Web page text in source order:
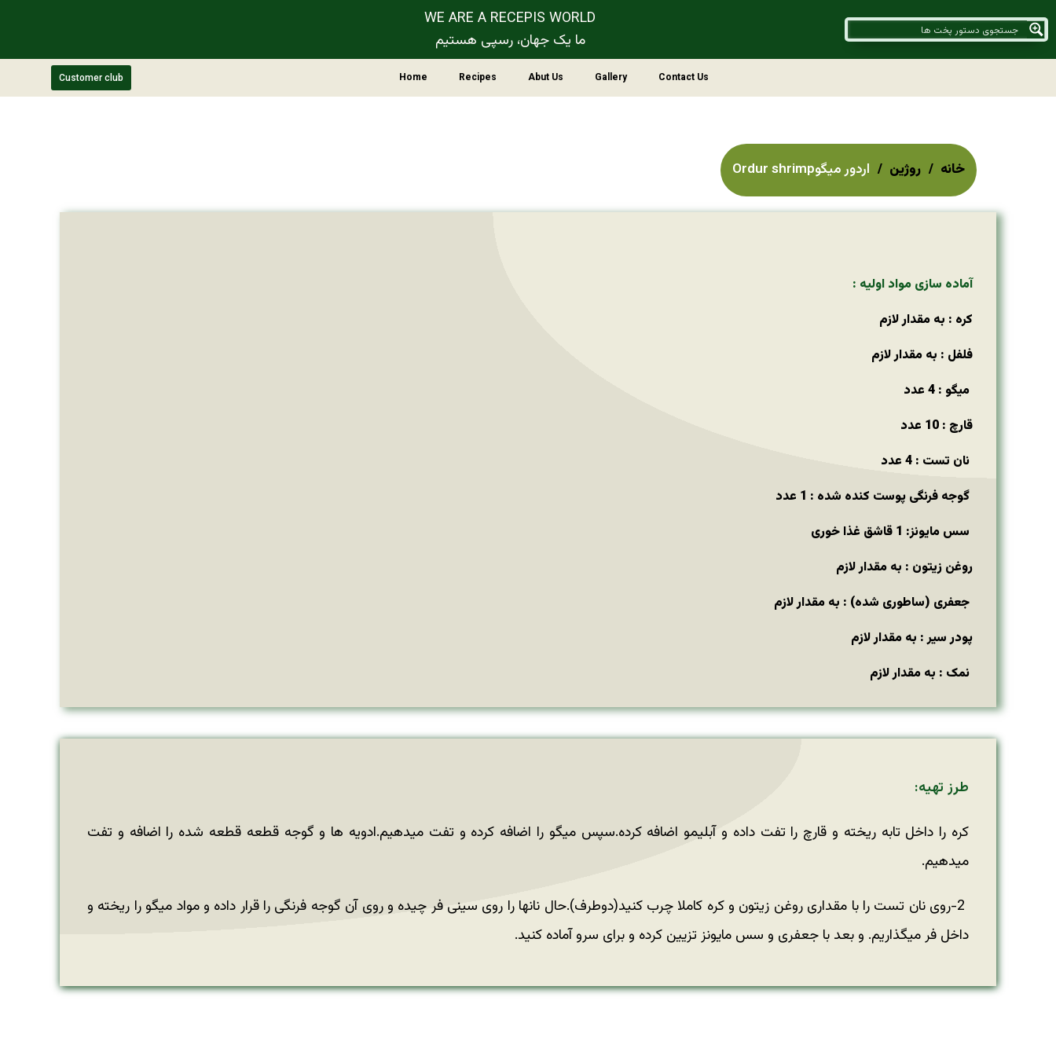
WE ARE A RECEPIS WORLD
ما یک جهان، رسپی هستیم
Contact Us
Gallery
Abut Us
Recipes
Home
Customer club
خانه روژین اردور میگوOrdur shrimp
آماده سازی مواد اولیه :
کره : به مقدار لازم
فلفل : به مقدار لازم
میگو : 4 عدد
قارچ : 10 عدد
نان تست : 4 عدد
گوجه فرنگی پوست کنده شده : 1 عدد
سس مایونز: 1 قاشق غذا خوری
روغن زیتون : به مقدار لازم
جعفری (ساطوری شده) : به مقدار لازم
پودر سیر : به مقدار لازم
نمک : به مقدار لازم
طرز تهیه:
کره را داخل تابه ریخته و قارچ را تفت داده و آبلیمو اضافه کرده.سپس میگو را اضافه کرده و تفت میدهیم.ادویه ها و گوجه قطعه قطعه شده را اضافه و تفت
میدهیم.
2-روی نان تست را با مقداری روغن زیتون و كره كاملا چرب كنید(دوطرف).حال نانها را روی سینی فر چیده و روی آن گوجه فرنگی را قرار داده و مواد میگو را ریخته و
داخل فر میگذاریم. و بعد با جعفری و سس مایونز تزیین كرده و برای سرو آماده كنید.